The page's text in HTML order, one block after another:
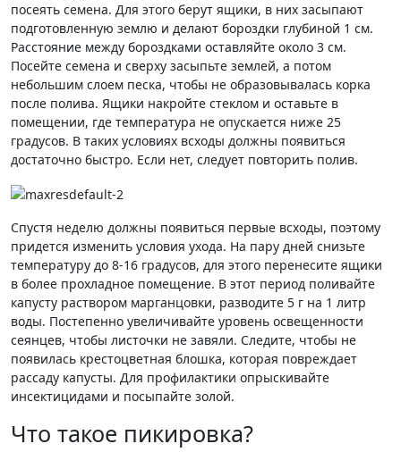
посеять семена. Для этого берут ящики, в них засыпают
подготовленную землю и делают бороздки глубиной 1 см.
Расстояние между бороздками оставляйте около 3 см.
Посейте семена и сверху засыпьте землей, а потом
небольшим слоем песка, чтобы не образовывалась корка
после полива. Ящики накройте стеклом и оставьте в
помещении, где температура не опускается ниже 25
градусов. В таких условиях всходы должны появиться
достаточно быстро. Если нет, следует повторить полив.
Спустя неделю должны появиться первые всходы, поэтому
придется изменить условия ухода. На пару дней снизьте
температуру до 8-16 градусов, для этого перенесите ящики
в более прохладное помещение. В этот период поливайте
капусту раствором марганцовки, разводите 5 г на 1 литр
воды. Постепенно увеличивайте уровень освещенности
сеянцев, чтобы листочки не завяли. Следите, чтобы не
появилась крестоцветная блошка, которая повреждает
рассаду капусты. Для профилактики опрыскивайте
инсектицидами и посыпайте золой.
Что такое пикировка?